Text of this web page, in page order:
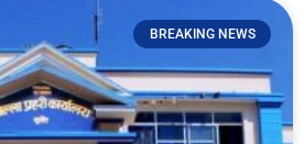
BREAKING NEWS